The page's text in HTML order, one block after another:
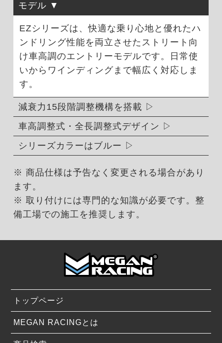
モデル
EZシリーズは、快適な乗り心地と優れたハ
ンドリング性能を両立させたストリート向
け車高調のエントリーモデルです。日常使
いからワインディングまで幅広く対応しま
す。
減衰力15段階調整機構を搭載
車高調整式・全長調整式デザイン
シリーズカラーはブルー
※ 商品仕様は予告なく変更される場合があり
ます。
※ 取り付けには専門的な知識が必要です。整
備工場での施工を推奨します。
トップページ
MEGAN RACINGとは